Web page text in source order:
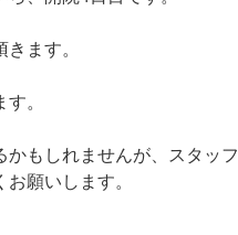
ます。
。
かもしれませんが、スタッフ
願いします。